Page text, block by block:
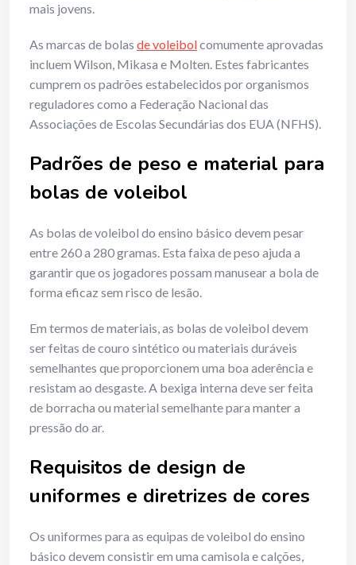
mais jovens.
As marcas de bolas de voleibolcomumente aprovadas
incluem Wilson, Mikasa e Molten. Estes fabricantes
cumprem os padrões estabelecidos por organismos
reguladores como a Federação Nacional das
Associações de Escolas Secundárias dos EUA (NFHS).
Padrões de peso e material para
bolas de voleibol
As bolas de voleibol do ensino básico devem pesar
entre 260 a 280 gramas. Esta faixa de peso ajuda a
garantir que os jogadores possam manusear a bola de
forma eficaz sem risco de lesão.
Em termos de materiais, as bolas de voleibol devem
ser feitas de couro sintético ou materiais duráveis
semelhantes que proporcionem uma boa aderência e
resistam ao desgaste. A bexiga interna deve ser feita
de borracha ou material semelhante para manter a
pressão do ar.
Requisitos de design de
uniformes e diretrizes de cores
Os uniformes para as equipas de voleibol do ensino
básico devem consistir em uma camisola e calções,